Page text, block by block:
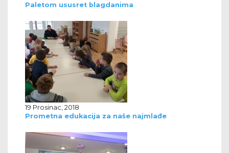
Paletom ususret blagdanima
19 Prosinac, 2018
Prometna edukacija za naše najmlađe